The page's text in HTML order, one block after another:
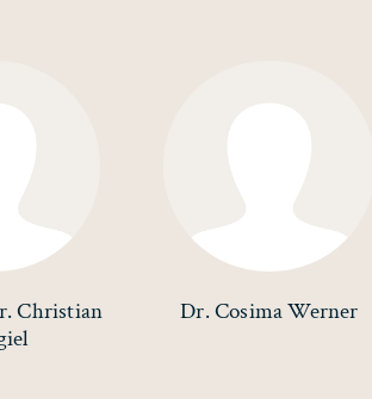
Christian
Dr. Cosima Werner